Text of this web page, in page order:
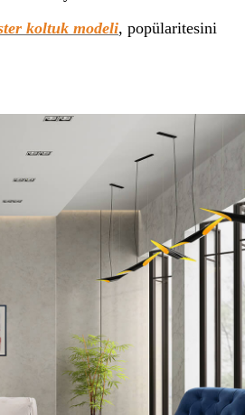
koltuk modeli, popülaritesini